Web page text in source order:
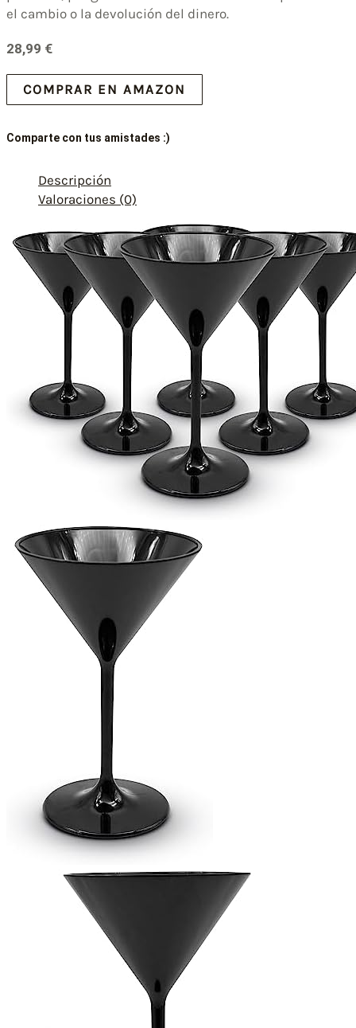
el cambio o la devolución del dinero.
28,99 €
COMPRAR EN AMAZON
Comparte con tus amistades :)
Descripción
Valoraciones (0)